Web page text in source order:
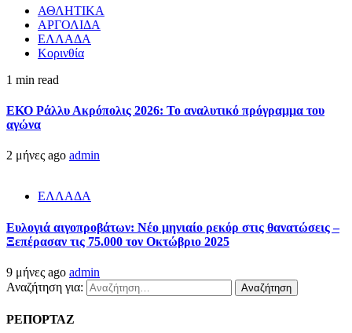
ΑΘΛΗΤΙΚΑ
ΑΡΓΟΛΙΔΑ
ΕΛΛΑΔΑ
Κορινθία
1 min read
ΕΚΟ Ράλλυ Ακρόπολις 2026: Το αναλυτικό πρόγραμμα του
αγώνα
2 μήνες ago admin
ΕΛΛΑΔΑ
Ευλογιά αιγοπροβάτων: Νέο μηνιαίο ρεκόρ στις θανατώσεις –
Ξεπέρασαν τις 75.000 τον Οκτώβριο 2025
9 μήνες ago admin
Αναζήτηση για:
ΡΕΠΟΡΤΑΖ